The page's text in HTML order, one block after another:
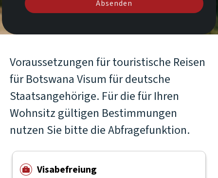
Absenden
Voraussetzungen für touristische Reisen
für Botswana Visum für deutsche
Staatsangehörige. Für die für Ihren
Wohnsitz gültigen Bestimmungen
nutzen Sie bitte die Abfragefunktion.
Visabefreiung